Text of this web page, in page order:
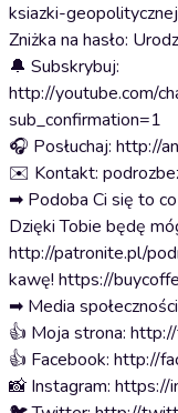
ksiazki-
Zniżka na hasło:
🔔 Subskrybuj:
http://youtube.com/
sub_confirmation=1
🎧 Posłuchaj: http://
✉️ Kontakt:
➡ Podoba Ci się to
Dzięki Tobie będę
http://patronite.pl/
kawę! https://
➡ Media
👍 Moja strona:
👍 Facebook: http://
📸 Instagram: https://